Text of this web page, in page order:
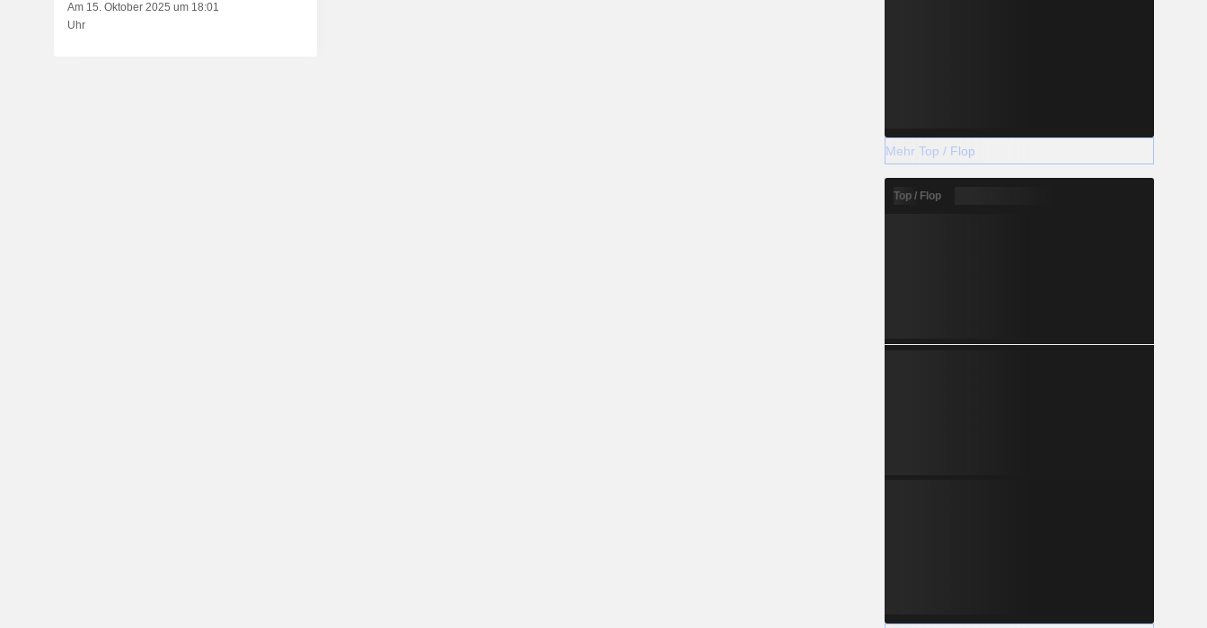
Am 15. Oktober 2025 um 18:01
Uhr
Mehr Top / Flop
Top / Flop